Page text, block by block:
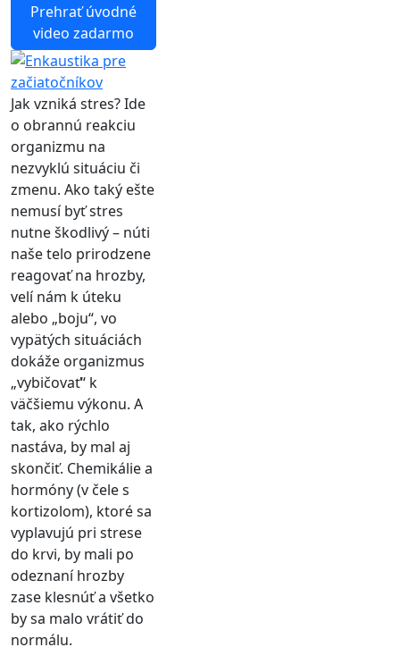
Prehrať úvodné
video zadarmo
Jak vzniká stres? Ide
o obrannú reakciu
organizmu na
nezvyklú situáciu či
zmenu. Ako taký ešte
nemusí byť stres
nutne škodlivý – núti
naše telo prirodzene
reagovať na hrozby,
velí nám k úteku
alebo „boju“, vo
vypätých situáciách
dokáže organizmus
„vybičovať“ k
väčšiemu výkonu. A
tak, ako rýchlo
nastáva, by mal aj
skončiť. Chemikálie a
hormóny (v čele s
kortizolom), ktoré sa
vyplavujú pri strese
do krvi, by mali po
odeznaní hrozby
zase klesnúť a všetko
by sa malo vrátiť do
normálu.